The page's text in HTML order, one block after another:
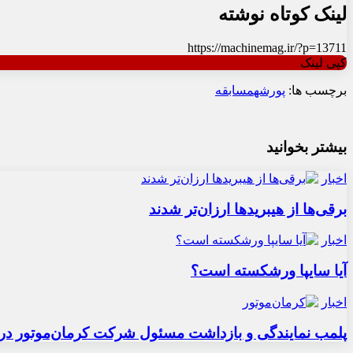
لینک کوتاه نوشته
https://machinemag.ir/?p=13711
کپی لینک
برچسب ها: پورشهمسابقه
بیشتر بخوانید
اخبار
برقی‌ها از هیبریدها ارزان‌تر شدند
اخبار
آیا سایپا ورشکسته است؟
اخبار
پلمب نمایندگی و بازداشت مسئول شرکت کرمان‌موتور